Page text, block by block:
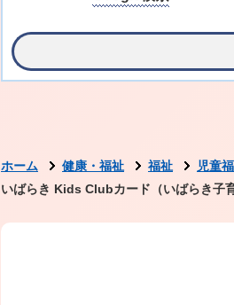
ホーム 健康・福祉 福祉
児童
いばらき Kids Clubカード（いばらき子